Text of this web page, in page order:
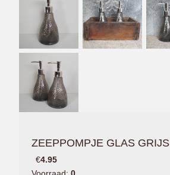
ZEEPPOMPJE GLAS GRIJS
€4.95
Voorraad: 0